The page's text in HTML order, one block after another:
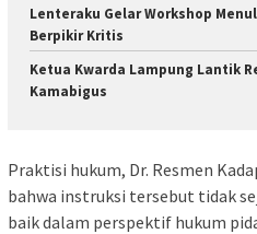
Lenteraku Gelar Workshop
Berpikir Kritis
Ketua Kwarda Lampung Lantik
Kamabigus
Praktisi hukum, Dr. Resmen
bahwa instruksi tersebut tidak
baik dalam perspektif hukum